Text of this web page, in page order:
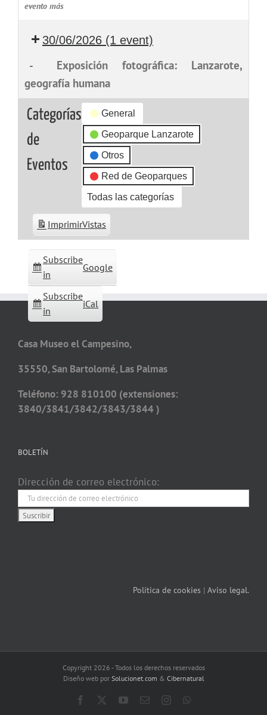
evento más
30/06/2026 (1 event)
-
Exposición fotográfica: Lanzarote,
geografía humana
Categorías
de
Eventos
General
Geoparque Lanzarote
Otros
Red de Geoparques
Todas las categorías
Subscribe
in
Google
Subscribe
in
iCal
ImprimirVistas
Casa Museo el Campesino,
35550, San Bartolomé, Las Palmas
Teléfono: 928 810100 (extensiones:
3840/3841/3842/3843/3844 )
BOLETÍN
Dirección de correo electrónico:
Política de cookies | Aviso legal.
Copyright 2026 - Todos los derechos reservados
Diseño web por Solucionet.com & Cibernatural
Facebook YouTube
CorreoInstagram